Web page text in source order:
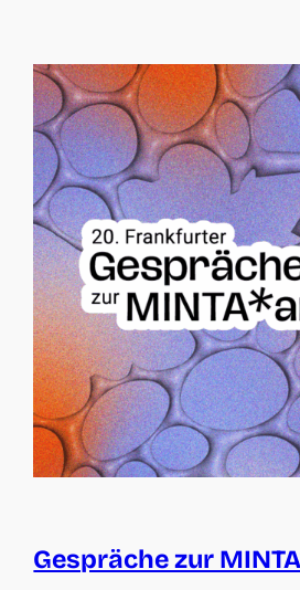
Gespräche zur